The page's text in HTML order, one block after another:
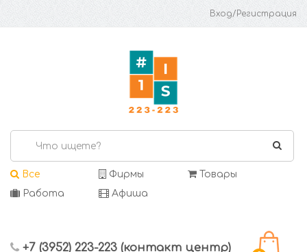
Вход/Регистрация
Все Фирмы
Товары
Работа
Афиша
+7 (3952) 223-223 (контакт центр)